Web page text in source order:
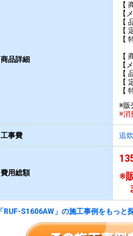
商品詳細
【
【
【
【
【
【
【
【
【
【
※販
※消
工事費 追
費用総額
※
「RUF-S1606AW」の施工事例をもっと